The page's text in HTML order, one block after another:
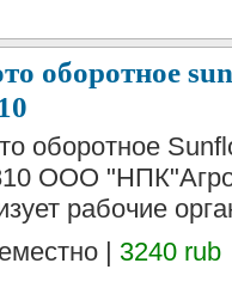
оборотное
оборотное
ООО
рабочие
| 3240 rub